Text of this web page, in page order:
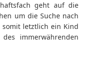
geht auf die
um die Suche nach
somit letztlich ein Kind
immerwährenden